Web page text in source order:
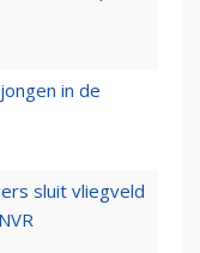
in de
sluit vliegveld